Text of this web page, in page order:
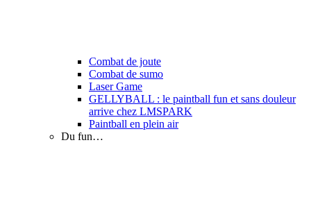
Combat de joute
Combat de sumo
Laser Game
GELLYBALL : le paintball fun et sans douleur
arrive chez LMSPARK
Paintball en plein air
Du fun…